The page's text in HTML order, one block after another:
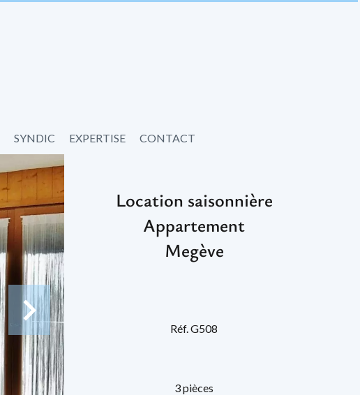
SYNDIC EXPERTISE CONTACT
Location saisonnière
Appartement
Megève
Réf. G508
3 pièces